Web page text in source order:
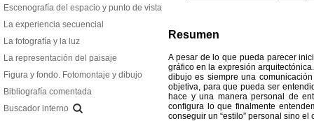
Resumen
A pesar de lo que pueda parecer
gráfico en la expresión
dibujo es siempre una
objetiva, para que pueda ser
hace y una manera personal de
configura lo que finalmente
conseguir un “estilo” personal sino el